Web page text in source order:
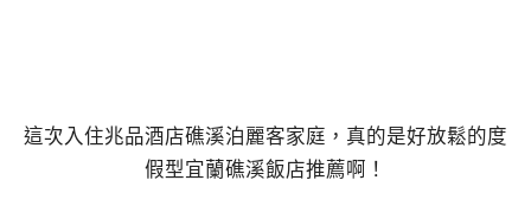
這次入住兆品酒店礁溪泊麗客家庭，真的是好放鬆的度
假型宜蘭礁溪飯店推薦啊！